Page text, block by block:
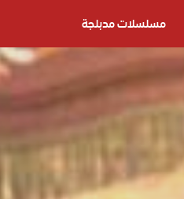
مسلسلات مدبلجة